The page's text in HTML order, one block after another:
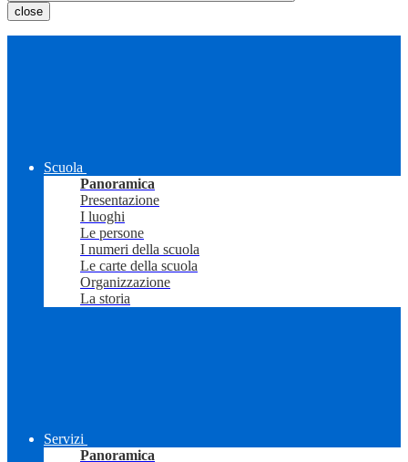
close
Scuola
Panoramica
Presentazione
I luoghi
Le persone
I numeri della scuola
Le carte della scuola
Organizzazione
La storia
Servizi
Panoramica